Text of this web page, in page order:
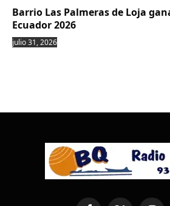
Barrio Las Palmeras de Loja
Ecuador 2026
julio 31, 2026